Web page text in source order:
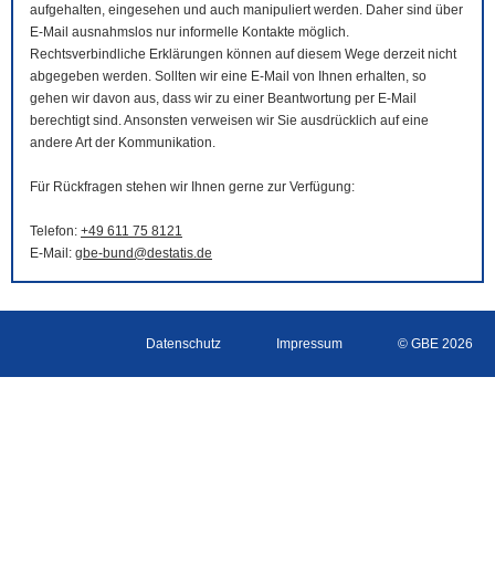
aufgehalten, eingesehen und auch manipuliert werden. Daher sind über
E-Mail ausnahmslos nur informelle Kontakte möglich.
Rechtsverbindliche Erklärungen können auf diesem Wege derzeit nicht
abgegeben werden. Sollten wir eine E-Mail von Ihnen erhalten, so
gehen wir davon aus, dass wir zu einer Beantwortung per E-Mail
berechtigt sind. Ansonsten verweisen wir Sie ausdrücklich auf eine
andere Art der Kommunikation.
Für Rückfragen stehen wir Ihnen gerne zur Verfügung:
Telefon: +49 611 75 8121
E-Mail : gbe-bund@destatis.de
Datenschutz Impressum © GBE 2026